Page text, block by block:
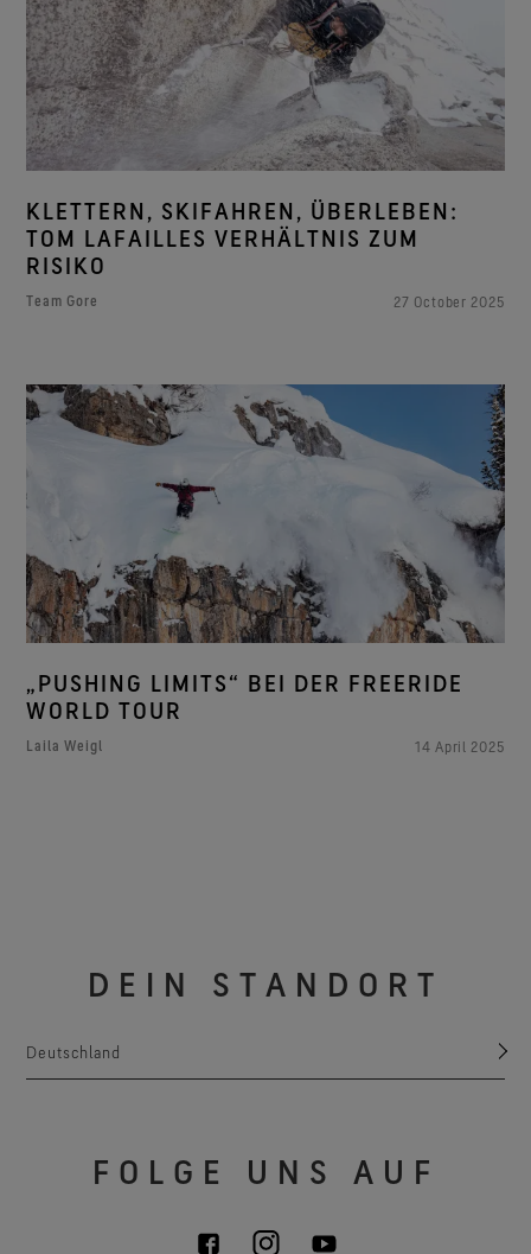
KLETTERN, SKIFAHREN, ÜBERLEBEN:
TOM LAFAILLES VERHÄLTNIS ZUM
RISIKO
Team Gore 27 October 2025
„PUSHING LIMITS“ BEI DER FREERIDE
WORLD TOUR
Laila Weigl 14 April 2025
DEIN STANDORT
Deutschland
FOLGE UNS AUF